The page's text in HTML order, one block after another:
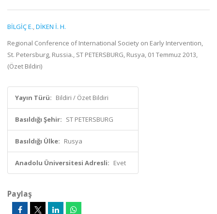
BİLGİÇ E.,DİKEN İ. H.
Regional Conference of International Society on Early Intervention,
St. Petersburg, Russia., ST PETERSBURG, Rusya, 01 Temmuz 2013,
(Özet Bildiri)
Yayın Türü: Bildiri / Özet Bildiri
Basıldığı Şehir: ST PETERSBURG
Basıldığı Ülke: Rusya
Anadolu Üniversitesi Adresli: Evet
Paylaş